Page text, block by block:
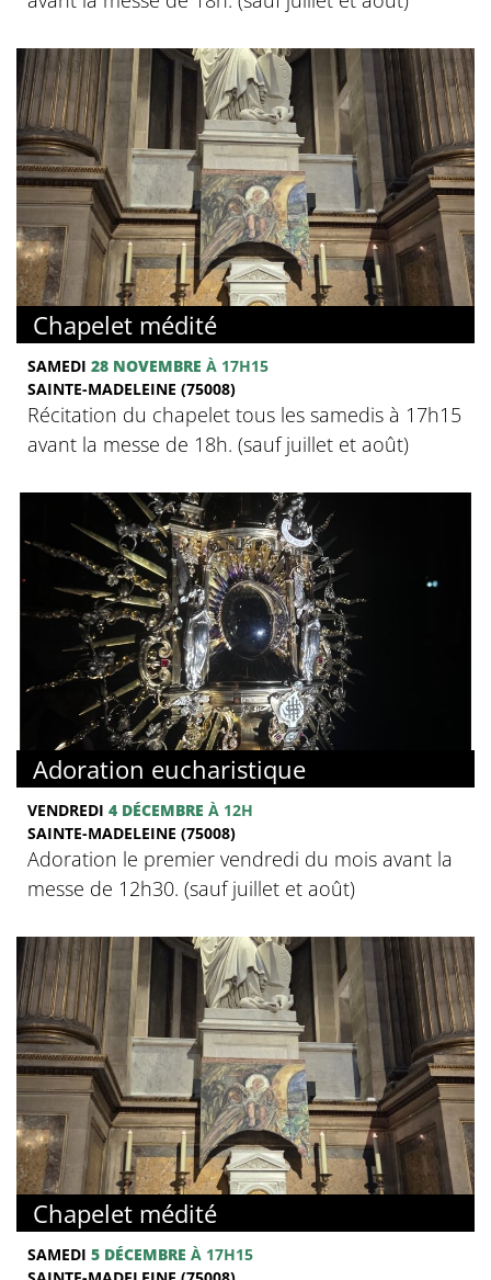
Chapelet médité
SAMEDI 28 NOVEMBRE À 17H15
SAINTE-MADELEINE (75008)
Récitation du chapelet tous les samedis à 17h15
avant la messe de 18h. (sauf juillet et août)
Adoration eucharistique
VENDREDI 4 DÉCEMBRE À 12H
SAINTE-MADELEINE (75008)
Adoration le premier vendredi du mois avant la
messe de 12h30. (sauf juillet et août)
Chapelet médité
SAMEDI 5 DÉCEMBRE À 17H15